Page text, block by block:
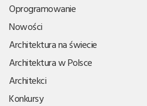
Oprogramowanie
Nowości
Architektura na świecie
Architektura w Polsce
Architekci
Konkursy